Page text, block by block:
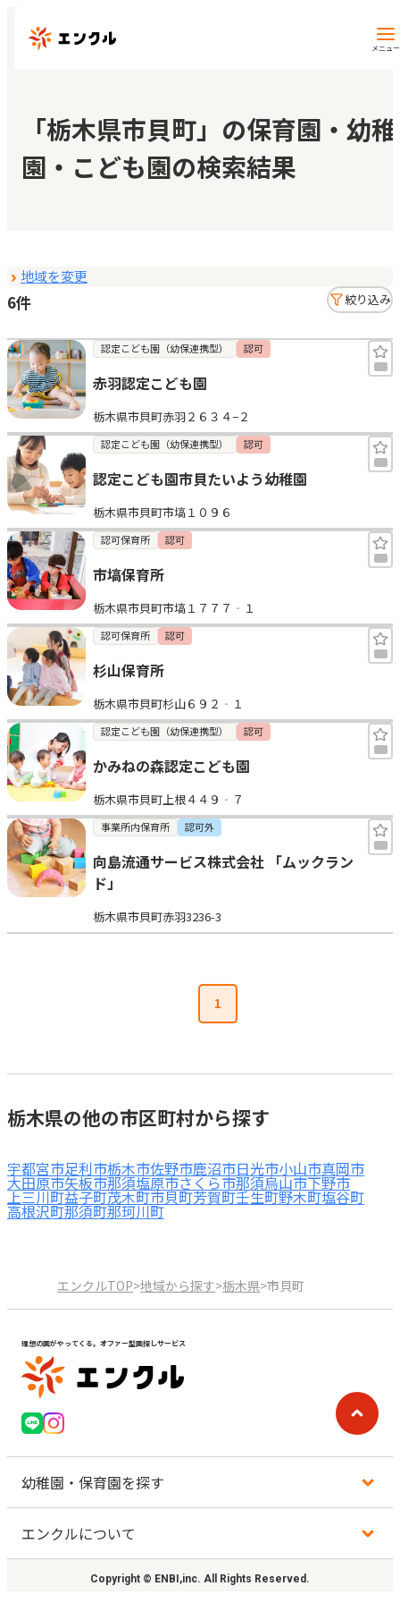
メニュー
保育園・幼稚園を探す
地図から探す
マイページ
お気に入り
見学日記
メッセージ
おすすめの園
エンクルの特徴と活用方法
コラム
お知らせ
「栃木県市貝町」の保育園・幼稚
園・こども園の検索結果
地域を変更
6件 絞り込み
認定こども園（幼保連携型） 認可
赤羽認定こども園
栃木県市貝町赤羽２６３４−２
認定こども園（幼保連携型） 認可
認定こども園市貝たいよう幼稚園
栃木県市貝町市塙１０９６
認可保育所 認可
市塙保育所
栃木県市貝町市塙１７７７‐１
認可保育所 認可
杉山保育所
栃木県市貝町杉山６９２‐１
認定こども園（幼保連携型） 認可
かみねの森認定こども園
栃木県市貝町上根４４９‐７
事業所内保育所 認可外
向島流通サービス株式会社 「ムックラン
ド」
栃木県市貝町赤羽3236-3
1
栃木県の他の市区町村から探す
宇都宮市足利市栃木市佐野市鹿沼市日光市小山市真岡市
大田原市矢板市那須塩原市さくら市那須烏山市下野市
上三川町益子町茂木町市貝町芳賀町壬生町野木町塩谷町
高根沢町那須町那珂川町
エンクルTOP>地域から探す>栃木県>市貝町
理想の園がやってくる。オファー型園探しサービス
幼稚園・保育園を探す
エンクルについて
Copyright © ENBI,inc. All Rights Reserved.